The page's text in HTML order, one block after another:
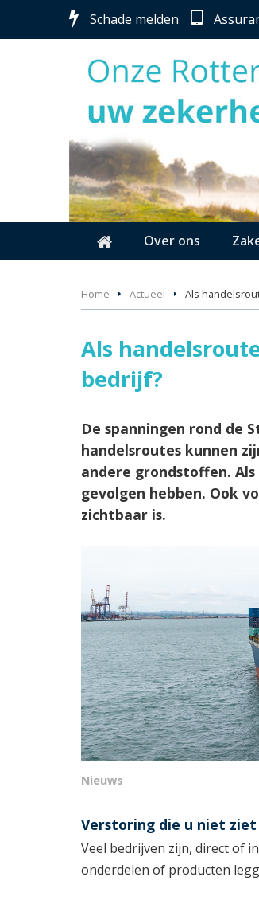
Schade melden
Over ons
Home Actueel Als
Als
bedrijf?
De spanningen rond de
handelsroutes kunnen
andere grondstoffen.
gevolgen hebben. Ook
zichtbaar is.
Nieuws
Verstoring die u niet
Veel bedrijven zijn, direct of
onderdelen of producten